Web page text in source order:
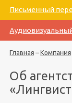
Письменный
Главная –Компания
Об